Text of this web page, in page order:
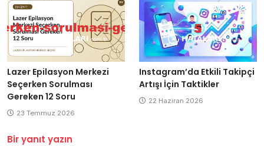
Lazer Epilasyon Merkezi
Seçerken Sorulması
Gereken 12 Soru
23 Temmuz 2026
Instagram’da Etkili Takipçi
Artışı İçin Taktikler
22 Haziran 2026
Bir yanıt yazın